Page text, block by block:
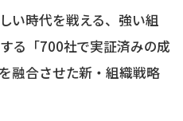
い時代を戦える、強い組
る「700社で実証済みの成
融合させた新・組織戦略